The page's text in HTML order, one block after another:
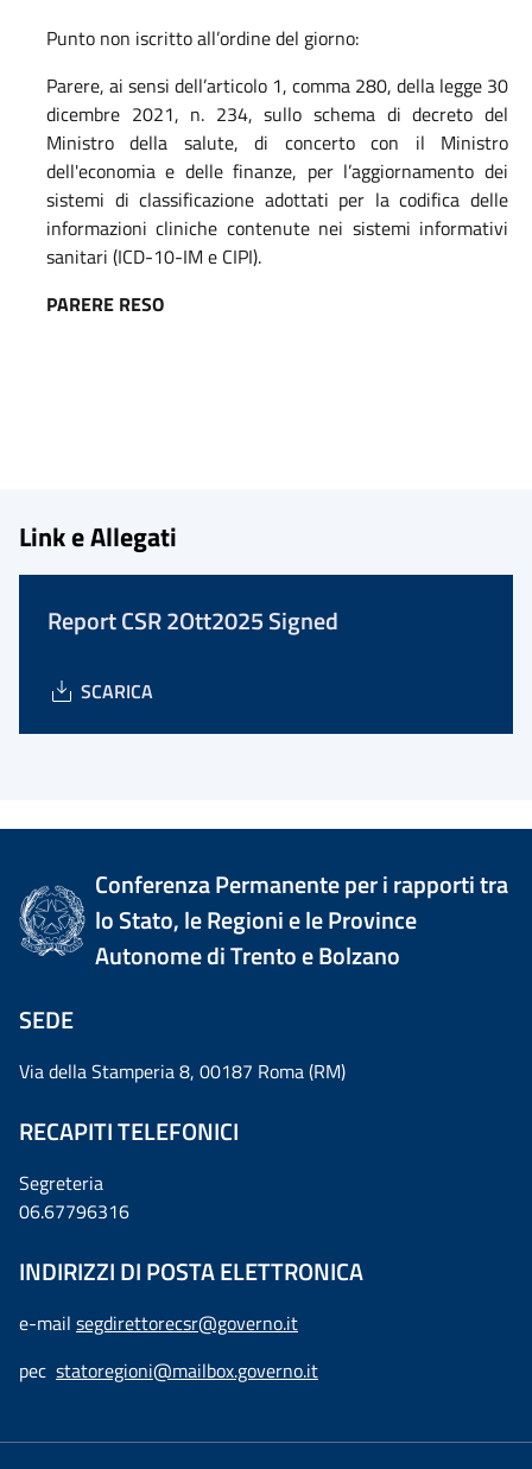
Punto non iscritto all’ordine del giorno:
Parere, ai sensi dell’articolo 1, comma 280, della legge 30
dicembre 2021, n. 234, sullo schema di decreto del
Ministro della salute, di concerto con il Ministro
dell'economia e delle finanze, per l’aggiornamento dei
sistemi di classificazione adottati per la codifica delle
informazioni cliniche contenute nei sistemi informativi
sanitari (ICD-10-IM e CIPI).
PARERE RESO
Link e Allegati
Report CSR 2Ott2025 Signed
SCARICA
Conferenza Permanente per i rapporti tra
lo Stato, le Regioni e le Province
Autonome di Trento e Bolzano
SEDE
Via della Stamperia 8, 00187 Roma (RM)
RECAPITI TELEFONICI
Segreteria
06.67796316
INDIRIZZI DI POSTA ELETTRONICA
e-mail segdirettorecsr@governo.it
pec statoregioni@mailbox.governo.it